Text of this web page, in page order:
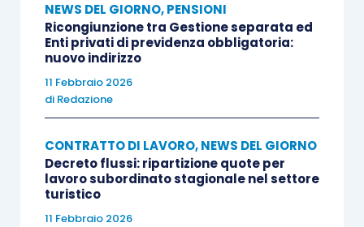
NEWS DEL GIORNO,PENSIONI
Ricongiunzione tra Gestione separata ed
Enti privati di previdenza obbligatoria:
nuovo indirizzo
11 Febbraio 2026
di Redazione
CONTRATTO DI LAVORO,NEWS DEL GIORNO
Decreto flussi: ripartizione quote per
lavoro subordinato stagionale nel settore
turistico
11 Febbraio 2026